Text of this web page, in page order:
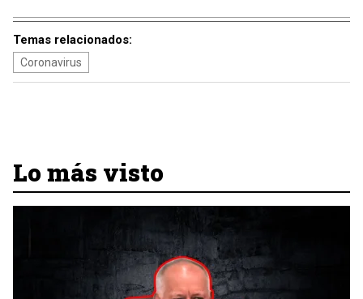
Temas relacionados:
Coronavirus
Lo más visto